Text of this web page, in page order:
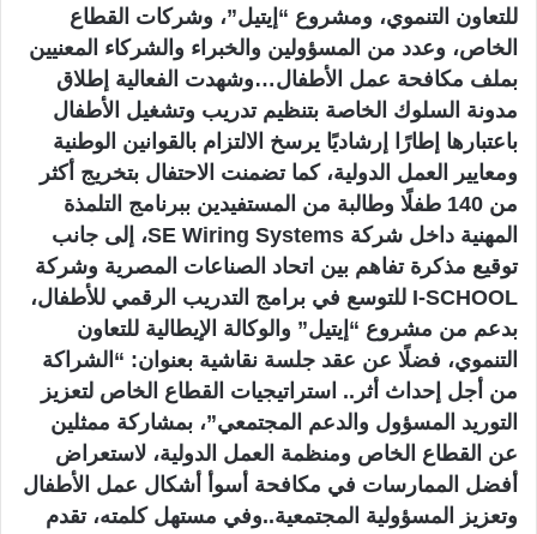
للتعاون التنموي، ومشروع “إيتيل”، وشركات القطاع
الخاص، وعدد من المسؤولين والخبراء والشركاء المعنيين
بملف مكافحة عمل الأطفال…وشهدت الفعالية إطلاق
مدونة السلوك الخاصة بتنظيم تدريب وتشغيل الأطفال
باعتبارها إطارًا إرشاديًا يرسخ الالتزام بالقوانين الوطنية
ومعايير العمل الدولية، كما تضمنت الاحتفال بتخريج أكثر
من 140 طفلًا وطالبة من المستفيدين ببرنامج التلمذة
المهنية داخل شركة SE Wiring Systems، إلى جانب
توقيع مذكرة تفاهم بين اتحاد الصناعات المصرية وشركة
I-SCHOOL للتوسع في برامج التدريب الرقمي للأطفال،
بدعم من مشروع “إيتيل” والوكالة الإيطالية للتعاون
التنموي، فضلًا عن عقد جلسة نقاشية بعنوان: “الشراكة
من أجل إحداث أثر.. استراتيجيات القطاع الخاص لتعزيز
التوريد المسؤول والدعم المجتمعي”، بمشاركة ممثلين
عن القطاع الخاص ومنظمة العمل الدولية، لاستعراض
أفضل الممارسات في مكافحة أسوأ أشكال عمل الأطفال
وتعزيز المسؤولية المجتمعية..وفي مستهل كلمته، تقدم